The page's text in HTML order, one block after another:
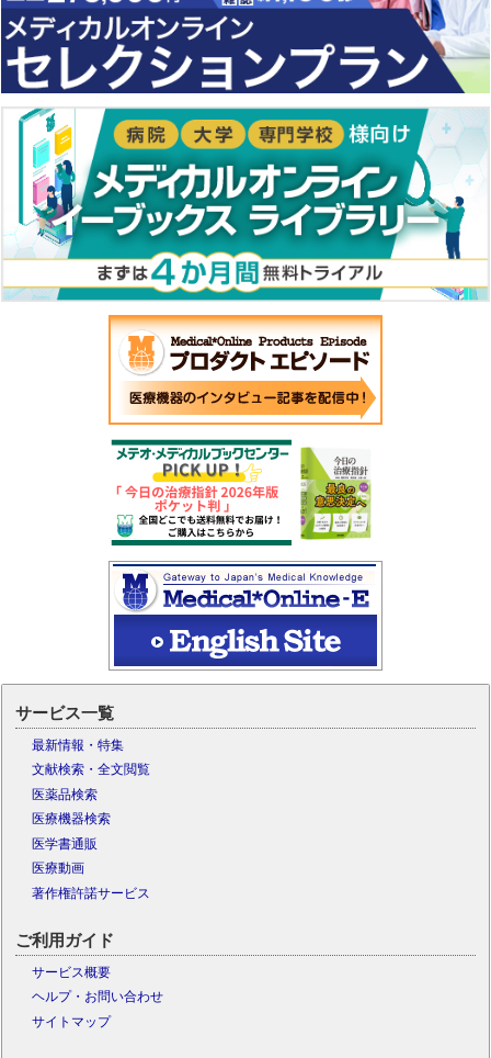
サービス一覧
最新情報・特集
文献検索・全文閲覧
医薬品検索
医療機器検索
医学書通販
医療動画
著作権許諾サービス
ご利用ガイド
サービス概要
ヘルプ・お問い合わせ
サイトマップ